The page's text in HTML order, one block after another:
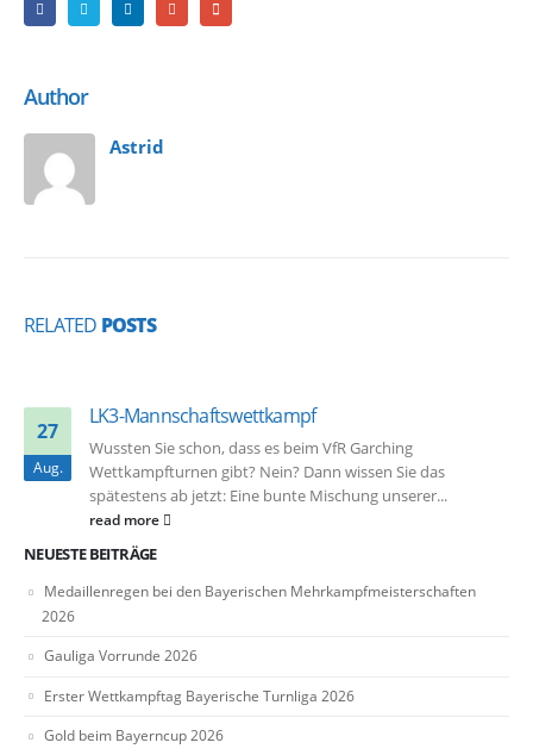
Author
Astrid
RELATED POSTS
27
Aug.
LK3-Mannschaftswettkampf
Wussten Sie schon, dass es beim VfR Garching
Wettkampfturnen gibt? Nein? Dann wissen Sie das
spätestens ab jetzt: Eine bunte Mischung unserer...
read more
NEUESTE BEITRÄGE
Medaillenregen bei den Bayerischen Mehrkampfmeisterschaften
2026
Gauliga Vorrunde 2026
Erster Wettkampftag Bayerische Turnliga 2026
Gold beim Bayerncup 2026